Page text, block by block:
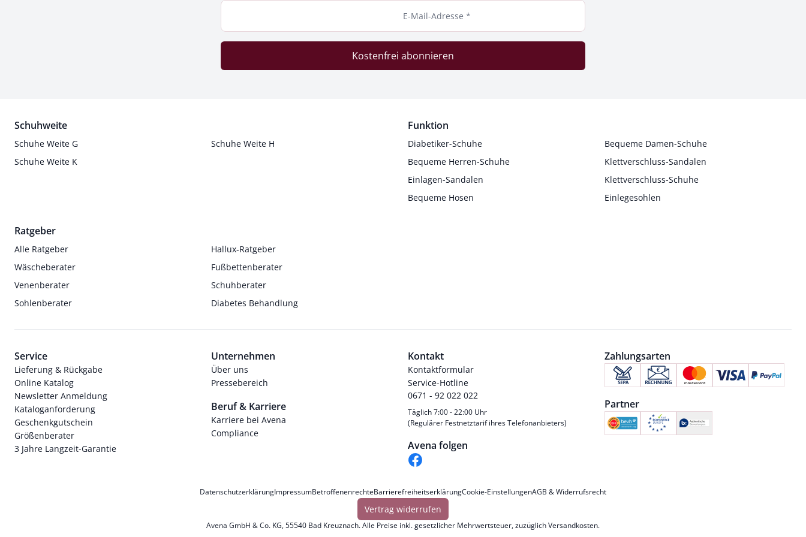
E-Mail-Adresse *
Kostenfrei abonnieren
Schuhweite
Schuhe Weite G
Schuhe Weite H
Schuhe Weite K
Funktion
Diabetiker-Schuhe
Bequeme Damen-Schuhe
Bequeme Herren-Schuhe
Klettverschluss-Sandalen
Einlagen-Sandalen
Klettverschluss-Schuhe
Bequeme Hosen
Einlegesohlen
Ratgeber
Alle Ratgeber
Hallux-Ratgeber
Wäscheberater
Fußbettenberater
Venenberater
Schuhberater
Sohlenberater
Diabetes Behandlung
Service
Lieferung & Rückgabe
Online Katalog
Newsletter Anmeldung
Kataloganforderung
Geschenkgutschein
Größenberater
3 Jahre Langzeit-Garantie
Unternehmen
Über uns
Pressebereich
Beruf & Karriere
Karriere bei Avena
Compliance
Kontakt
Kontaktformular
Service-Hotline
0671 - 92 022 022
Täglich 7:00 - 22:00 Uhr
(Regulärer Festnetztarif ihres Telefonanbieters)
Avena folgen
Zahlungsarten
Partner
DatenschutzerklärungImpressumBetroffenenrechteBarrierefreiheitserklärungCookie-EinstellungenAGB & Widerrufsrecht
Vertrag widerrufen
Avena GmbH & Co. KG, 55540 Bad Kreuznach. Alle Preise inkl. gesetzlicher Mehrwertsteuer, zuzüglichVersandkosten.